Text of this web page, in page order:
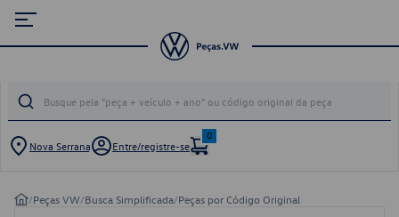
Nova Serrana Entre/registre-se
0
/Peças VW/Busca Simplificada/Peças por Código Original